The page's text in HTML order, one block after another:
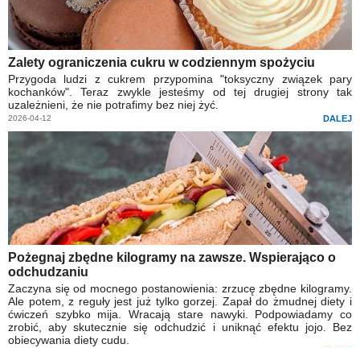
Zalety ograniczenia cukru w codziennym spożyciu
Przygoda ludzi z cukrem przypomina "toksyczny związek pary
kochanków". Teraz zwykle jesteśmy od tej drugiej strony tak
uzależnieni, że nie potrafimy bez niej żyć.
2026-04-12 DALEJ
Pożegnaj zbędne kilogramy na zawsze. Wspierająco o
odchudzaniu
Zaczyna się od mocnego postanowienia: zrzucę zbędne kilogramy.
Ale potem, z reguły jest już tylko gorzej. Zapał do żmudnej diety i
ćwiczeń szybko mija. Wracają stare nawyki. Podpowiadamy co
zrobić, aby skutecznie się odchudzić i uniknąć efektu jojo. Bez
obiecywania diety cudu.